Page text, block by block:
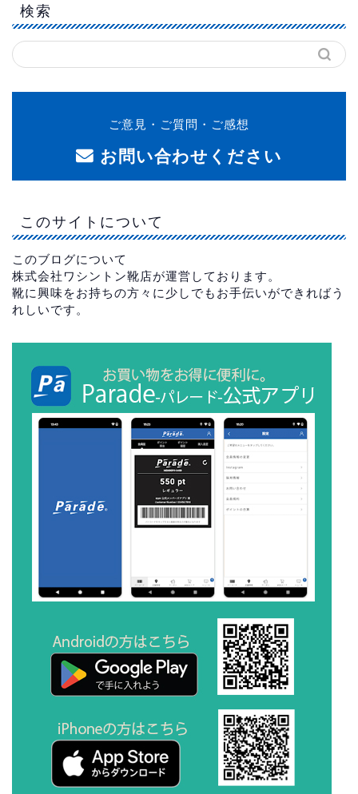
検索
ご意見・ご質問・ご感想
お問い合わせください
このサイトについて
このブログについて
株式会社ワシントン靴店が運営しております。
靴に興味をお持ちの方々に少しでもお手伝いができればう
れしいです。